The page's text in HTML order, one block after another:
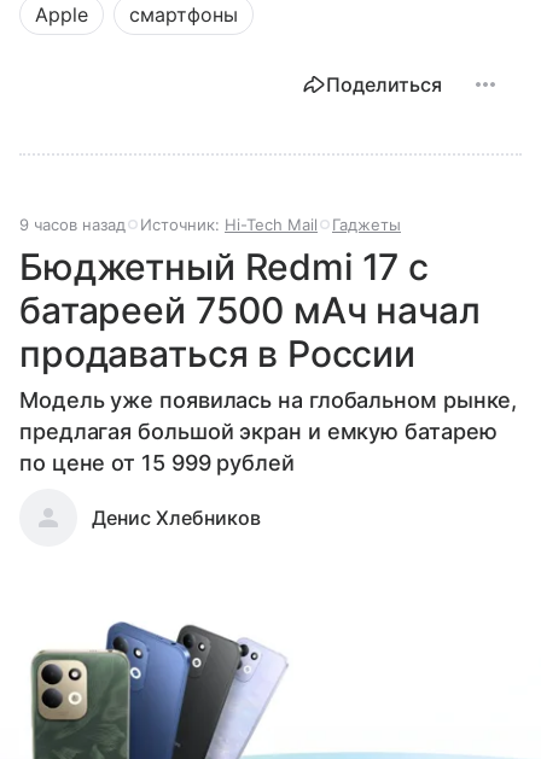
Apple смартфоны
Поделиться
9 часов назад Источник: Hi-Tech Mail Гаджеты
Бюджетный Redmi 17 с
батареей 7500 мАч начал
продаваться в России
Модель уже появилась на глобальном рынке,
предлагая большой экран и емкую батарею
по цене от 15 999 рублей
Денис Хлебников